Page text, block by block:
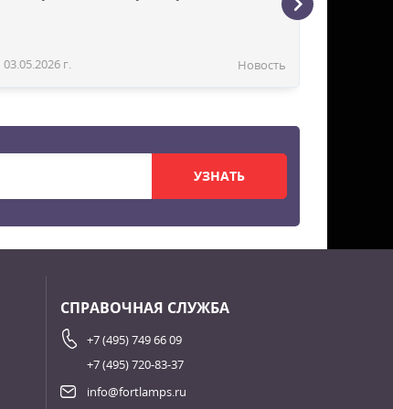
03.05.2026 г. Новость
УЗНАТЬ
СПРАВОЧНАЯ СЛУЖБА
+7 (495) 749 66 09
+7 (495) 720-83-37
info@fortlamps.ru